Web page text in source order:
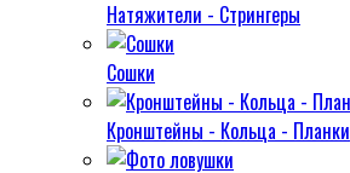
Натяжители - Стрингеры
Сошки
Кронштейны - Кольца - Планки